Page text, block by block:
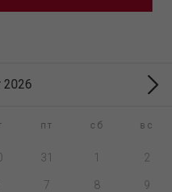
2026
пт сб вс
31 1 2
7 8 9